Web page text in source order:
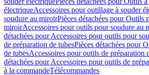
électriqueAccessoires pour outillage à souder
soudure au miroirPièces détachées pour Outils
miroirAccessoires pour outils pour soudure au
détachées pour Accessoires pour outils pour
de préparation de tubesPièces détachées pour
de tubesAccessoires pour outils de préparation
détachées pour Accessoires pour outils de
à la commandeTélécommandes